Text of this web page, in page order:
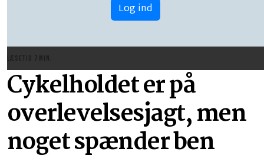
Log ind
LÆSETID 7 MIN.
Cykelholdet er på
overlevelsesjagt, men
noget spænder ben